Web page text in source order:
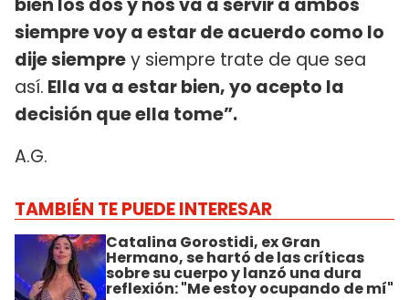
siempre voy a estar de acuerdo como lo
dije siemprey siempre trate de que sea
así. Ella va a estar bien, yo acepto la
decisión que ella tome”.
A.G.
TAMBIÉN TE PUEDE INTERESAR
Catalina Gorostidi, ex Gran
Hermano, se hartó de las críticas
sobre su cuerpo y lanzó una dura
reflexión: "Me estoy ocupando de mí"